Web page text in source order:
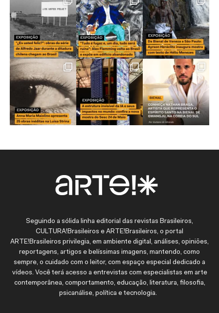
Seguindo a sólida linha editorial das revistas Brasileiros,
CULTURA!Brasileiros e ARTE!Brasileiros, o portal
ARTE!Brasileiros privilegia, em ambiente digital, análises, opiniões,
reportagens, artigos e belíssimas imagens, mantendo, como
sempre, o cuidado com o leitor, com espaço especial dedicado a
vídeos. Você terá acesso a entrevistas com especialistas em arte
contemporânea, comportamento, educação, literatura, filosofia,
psicanálise, política e tecnologia.